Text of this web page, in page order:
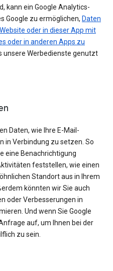
kann ein Google Analytics-
Google zu ermöglichen, Daten
oder in dieser App mit
oder in anderen Apps zu
unsere Werbedienste genutzt
Daten, wie Ihre E-Mail-
in Verbindung zu setzen. So
eine Benachrichtigung
feststellen, wie einen
Standort aus in Ihrem
könnten wir Sie auch
oder Verbesserungen in
Und wenn Sie Google
auf, um Ihnen bei der
zu sein.